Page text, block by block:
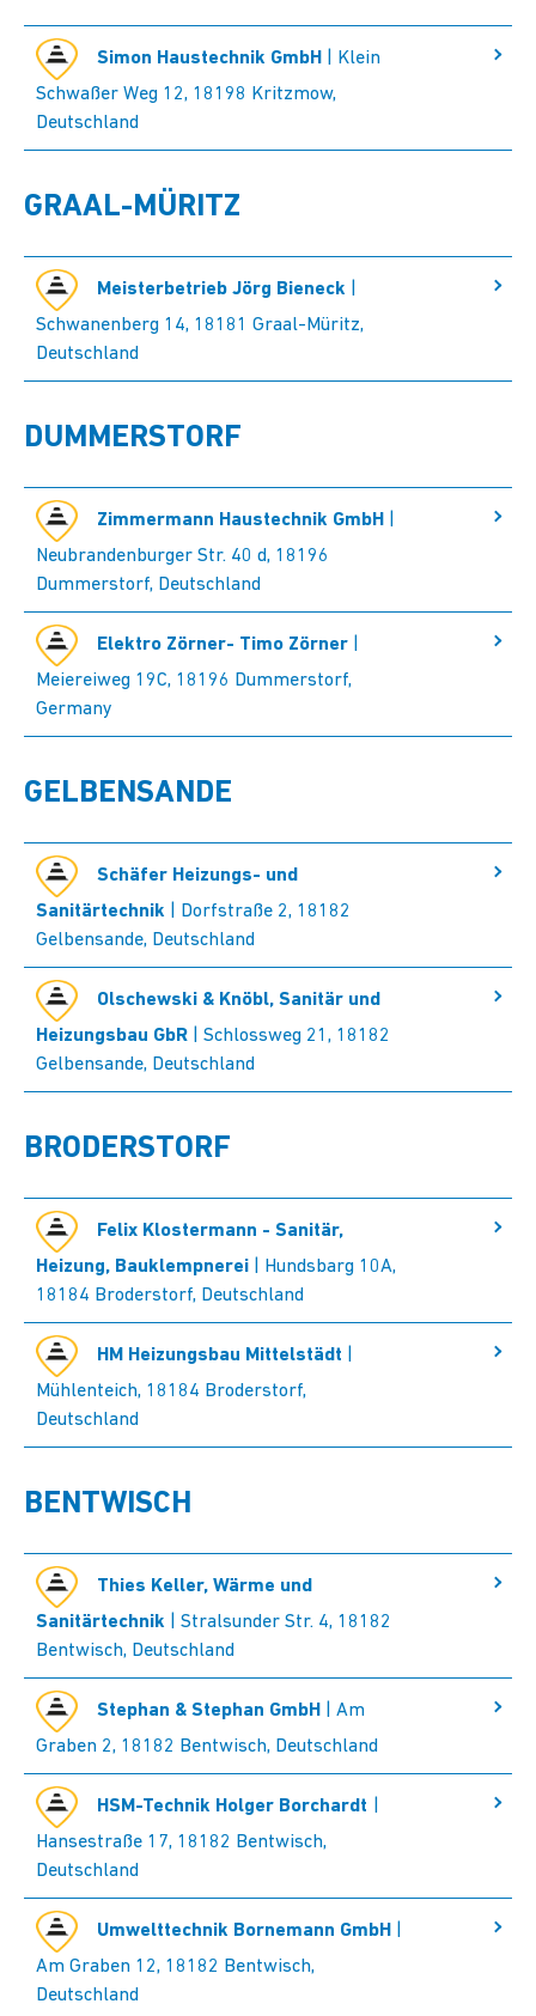
Simon Haustechnik GmbH | Klein
Schwaßer Weg 12, 18198 Kritzmow,
Deutschland
GRAAL-MÜRITZ
Meisterbetrieb Jörg Bieneck
Schwanenberg 14, 18181 Graal-Müritz,
Deutschland
DUMMERSTORF
Zimmermann Haustechnik GmbH
Neubrandenburger Str. 40 d, 18196
Dummerstorf, Deutschland
Elektro Zörner- Timo Zörner
Meiereiweg 19C, 18196 Dummerstorf,
Germany
GELBENSANDE
Schäfer Heizungs- und
Sanitärtechnik | Dorfstraße 2, 18182
Gelbensande, Deutschland
Olschewski & Knöbl, Sanitär und
Heizungsbau GbR | Schlossweg 21, 18182
Gelbensande, Deutschland
BRODERSTORF
Felix Klostermann - Sanitär,
Heizung, Bauklempnerei | Hundsbarg 10A,
18184 Broderstorf, Deutschland
HM Heizungsbau Mittelstädt
Mühlenteich, 18184 Broderstorf,
Deutschland
BENTWISCH
Thies Keller, Wärme und
Sanitärtechnik | Stralsunder Str. 4, 18182
Bentwisch, Deutschland
Stephan & Stephan GmbH | Am
Graben 2, 18182 Bentwisch, Deutschland
HSM-Technik Holger Borchardt
Hansestraße 17, 18182 Bentwisch,
Deutschland
Umwelttechnik Bornemann GmbH
Am Graben 12, 18182 Bentwisch,
Deutschland